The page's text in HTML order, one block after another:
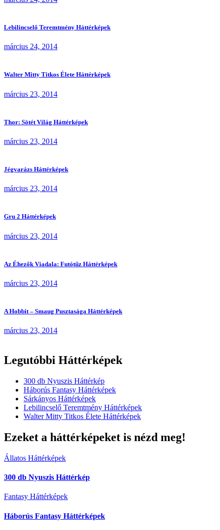
Lebilincselő Teremtmény Háttérképek
március 24, 2014
Walter Mitty Titkos Élete Háttérképek
március 23, 2014
Thor: Sötét Világ Háttérképek
március 23, 2014
Jégvarázs Háttérképek
március 23, 2014
Gru 2 Háttérképek
március 23, 2014
Az Éhezők Viadala: Futótűz Háttérképek
március 23, 2014
A Hobbit – Smaug Pusztasága Háttérképek
március 23, 2014
Legutóbbi Háttérképek
300 db Nyuszis Háttérkép
Háborús Fantasy Háttérképek
Sárkányos Háttérképek
Lebilincselő Teremtmény Háttérképek
Walter Mitty Titkos Élete Háttérképek
Ezeket a háttérképeket is nézd meg!
Állatos Háttérképek
300 db Nyuszis Háttérkép
Fantasy Háttérképek
Háborús Fantasy Háttérképek